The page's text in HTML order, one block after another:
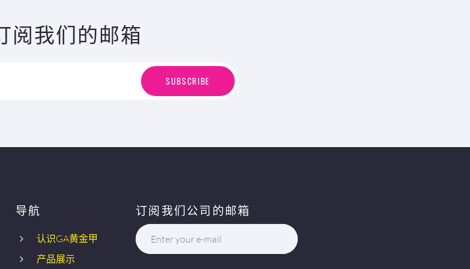
阅我们的邮箱
SUBSCRIBE
SUBSCRIBE
导航
认识GA黄金甲
产品展示
订阅我们公司的邮箱
Enter your e-mail